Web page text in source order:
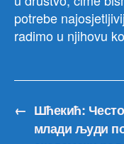
potrebe
radimo u njihovu
← Шћекић:
млади људи